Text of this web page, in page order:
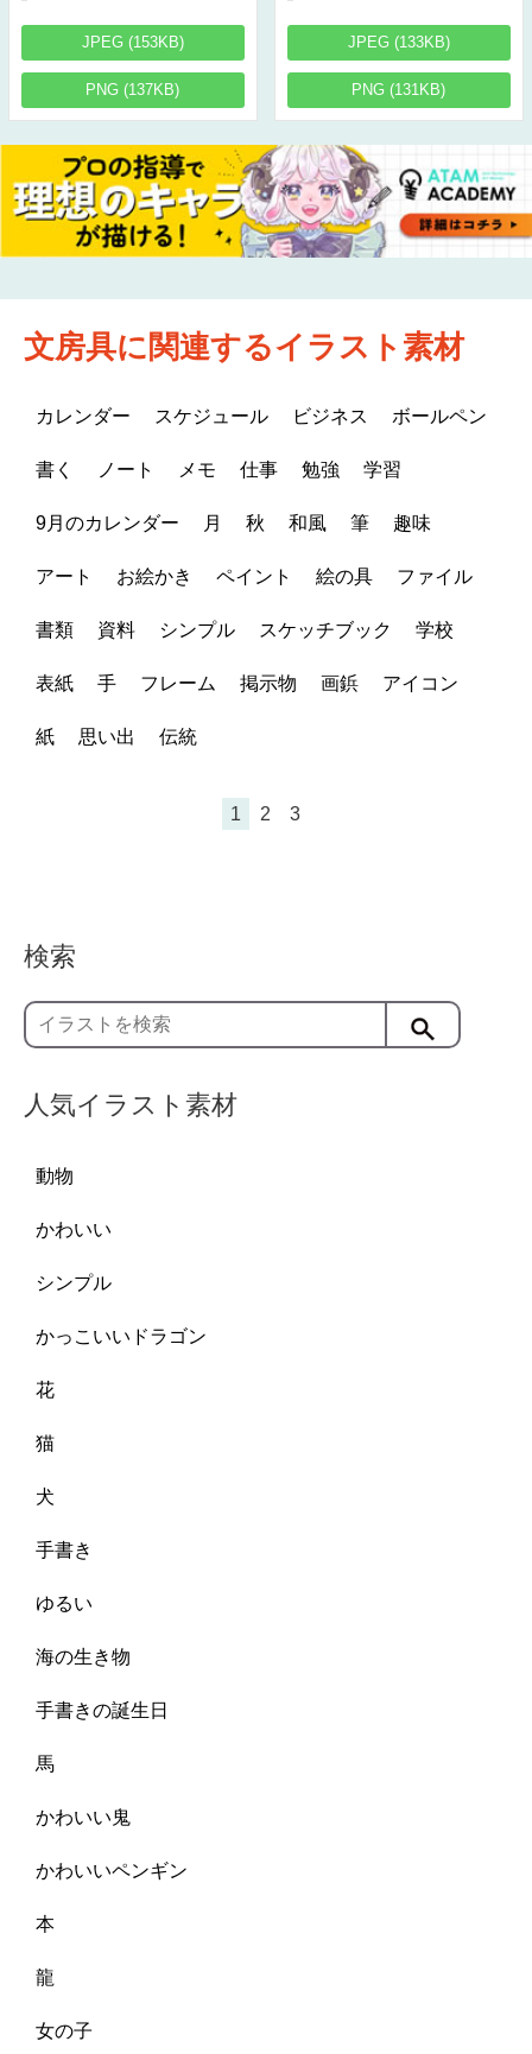
JPEG (153KB)
PNG (137KB)
JPEG (133KB)
PNG (131KB)
文房具に関連するイラスト素材
カレンダー スケジュール ビジネス ボールペン
書く ノート メモ 仕事 勉強 学習
9月のカレンダー 月 秋 和風 筆 趣味
アート お絵かき ペイント 絵の具 ファイル
書類 資料 シンプル スケッチブック 学校
表紙 手 フレーム 掲示物 画鋲 アイコン
紙 思い出 伝統
1 2 3
検索
人気イラスト素材
動物
かわいい
シンプル
かっこいいドラゴン
花
猫
犬
手書き
ゆるい
海の生き物
手書きの誕生日
馬
かわいい鬼
かわいいペンギン
本
龍
女の子